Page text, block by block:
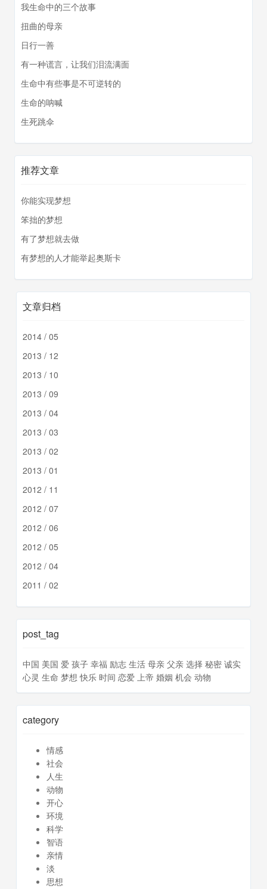
我生命中的三个故事
扭曲的母亲
日行一善
有一种谎言，让我们泪流满面
生命中有些事是不可逆转的
生命的呐喊
生死跳伞
推荐文章
你能实现梦想
笨拙的梦想
有了梦想就去做
有梦想的人才能举起奥斯卡
文章归档
2014 / 05
2013 / 12
2013 / 10
2013 / 09
2013 / 04
2013 / 03
2013 / 02
2013 / 01
2012 / 11
2012 / 07
2012 / 06
2012 / 05
2012 / 04
2011 / 02
post_tag
中国 美国 爱 孩子 幸福 励志 生活 母亲 父亲 选择 秘密 诚实
心灵 生命 梦想 快乐 时间 恋爱 上帝 婚姻 机会 动物
category
情感
社会
人生
动物
开心
环境
科学
智语
亲情
淡
思想